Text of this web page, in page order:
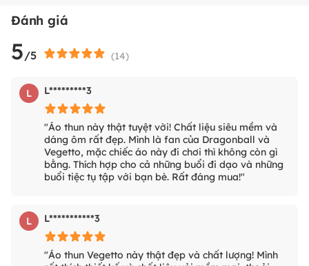
Đánh giá
5/5 (14)
L L*********3
"Áo thun này thật tuyệt vời! Chất liệu siêu mềm và
dáng ôm rất đẹp. Mình là fan của Dragonball và
Vegetto, mặc chiếc áo này đi chơi thì không còn gì
bằng. Thích hợp cho cả những buổi đi dạo và những
buổi tiệc tụ tập với bạn bè. Rất đáng mua!"
L L***********3
"Áo thun Vegetto này thật đẹp và chất lượng! Mình